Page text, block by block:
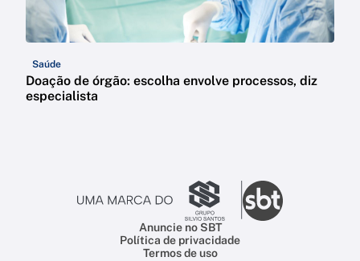
Saúde
Doação de órgão: escolha envolve processos, diz
especialista
Anuncie no SBT
Política de privacidade
Termos de uso